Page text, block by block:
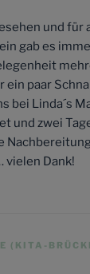
und für
gab es
ein paar
bei Linda´s
und zwei
vielen Dank!
(KITA-